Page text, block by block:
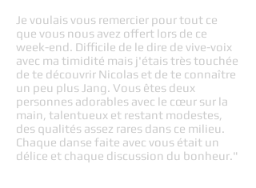
Je voulais vous remercier pour tout ce
que vous nous avez offert lors de ce
week-end. Difficile de le dire de vive-voix
avec ma timidité mais j'étais très touchée
de te découvrir Nicolas et de te connaître
un peu plus Jang. Vous êtes deux
personnes adorables avec le cœur sur la
main, talentueux et restant modestes,
des qualités assez rares dans ce milieu.
Chaque danse faite avec vous était un
délice et chaque discussion du bonheur."